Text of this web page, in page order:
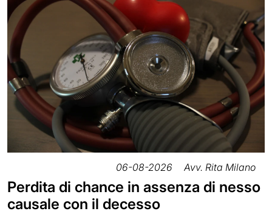
06-08-2026 Avv. Rita Milano
Perdita di chance in assenza di nesso
causale con il decesso